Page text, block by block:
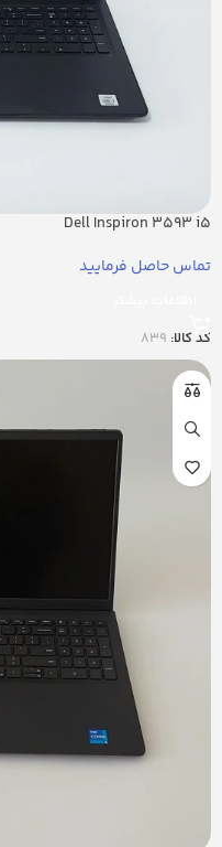
Dell Inspiron 3593 i5
تماس حاصل فرمایید
کد کالا: 839